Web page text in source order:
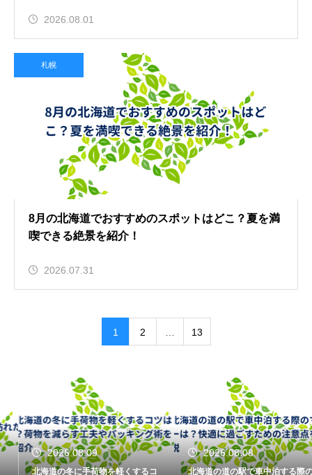
2026.08.01
札幌
8月の北海道でおすすめのスポットはどこ？夏を満
喫できる絶景を紹介！
2026.07.31
1 2 13
2026.08.09
北海道の冬に手荷物を軽くするコ
2026.08.08
北海道の道の駅で車中泊する際の